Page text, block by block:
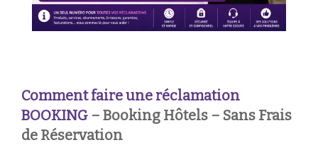
Comment faire une réclamation
BOOKING – Booking Hôtels – Sans Frais
de Réservation